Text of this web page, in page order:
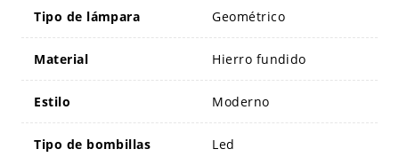
Tipo de lámpara Geométrico
Material Hierro fundido
Estilo Moderno
Tipo de bombillas Led